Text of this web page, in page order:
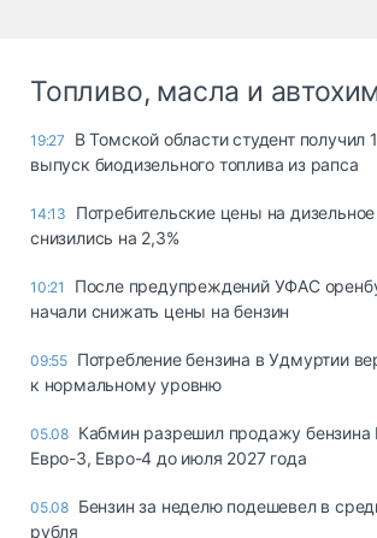
Топливо, масла и
19:27
В Томской области студент получил
выпуск биодизельного топлива из рапса
14:13
Потребительские цены на
снизились на 2,3%
10:21
После предупреждений УФАС
начали снижать цены на бензин
09:55 Потребление бензина в Удмуртии
к нормальному уровню
05.08 Кабмин разрешил продажу бензина
Евро-3, Евро-4 до июля 2027 года
05.08 Бензин за неделю подешевел в
рубля